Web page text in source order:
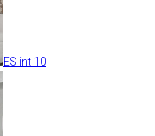
ES int 10